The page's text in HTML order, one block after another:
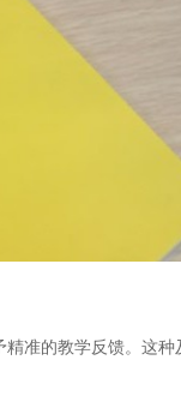
准的教学反馈。这种